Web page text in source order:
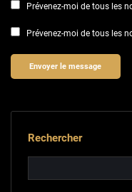
Prévenez-moi de tous les
Prévenez-moi de tous les
Rechercher